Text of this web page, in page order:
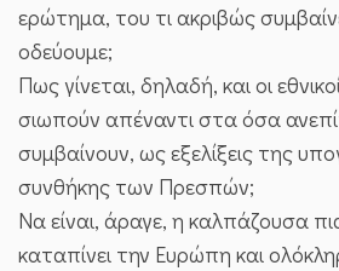
ερώτημα, του τι ακριβώς
οδεύουμε;
Πως γίνεται, δηλαδή, και οι
σιωπούν απέναντι στα όσα
συμβαίνουν, ως εξελίξεις της
συνθήκης των Πρεσπών;
Να είναι, άραγε, η καλπάζουσα
καταπίνει την Ευρώπη και